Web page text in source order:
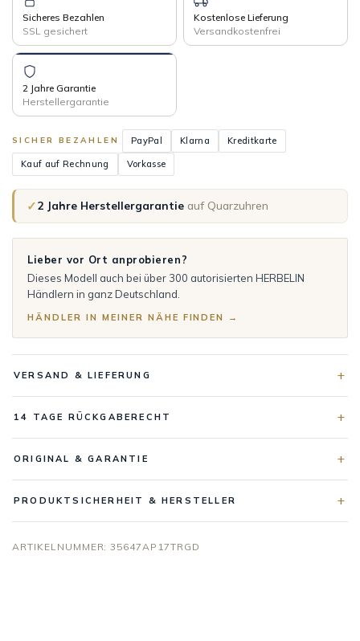
Sicheres Bezahlen
SSL gesichert
Kostenlose Lieferung
Versandkostenfrei
2 Jahre Garantie
Herstellergarantie
SICHER BEZAHLEN PayPal Klarna Kreditkarte
Kauf auf Rechnung Vorkasse
✓2 Jahre Herstellergarantie auf Quarzuhren
Lieber vor Ort anprobieren?
Dieses Modell auch bei über 300 autorisierten HERBELIN
Händlern in ganz Deutschland.
HÄNDLER IN MEINER NÄHE FINDEN →
VERSAND & LIEFERUNG
14 TAGE RÜCKGABERECHT
ORIGINAL & GARANTIE
PRODUKTSICHERHEIT & HERSTELLER
ARTIKELNUMMER:35647AP17TRGD